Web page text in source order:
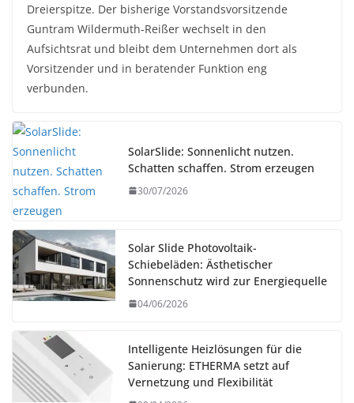
Dreierspitze. Der bisherige Vorstandsvorsitzende
Guntram Wildermuth-Reißer wechselt in den
Aufsichtsrat und bleibt dem Unternehmen dort als
Vorsitzender und in beratender Funktion eng
verbunden.
SolarSlide: Sonnenlicht nutzen.
Schatten schaffen. Strom erzeugen
30/07/2026
Solar Slide Photovoltaik-
Schiebeläden: Ästhetischer
Sonnenschutz wird zur Energiequelle
04/06/2026
Intelligente Heizlösungen für die
Sanierung: ETHERMA setzt auf
Vernetzung und Flexibilität